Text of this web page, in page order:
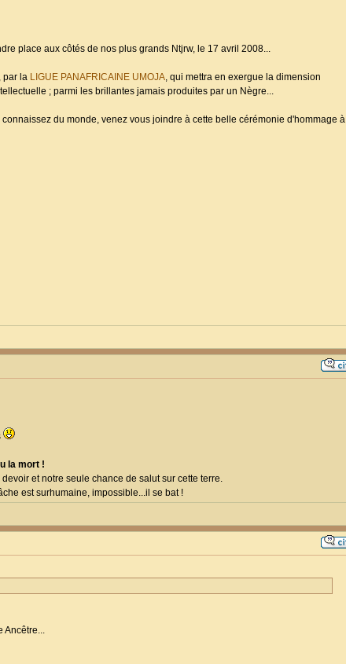
place aux côtés de nos plus grands Ntjrw, le 17 avril 2008...
par la LIGUE PANAFRICAINE UMOJA, qui mettra en exergue la dimension
; parmi les brillantes jamais produites par un Nègre...
du monde, venez vous joindre à cette belle cérémonie d'hommage à
la mort !
et notre seule chance de salut sur cette terre.
est surhumaine, impossible...il se bat !
Ancêtre...